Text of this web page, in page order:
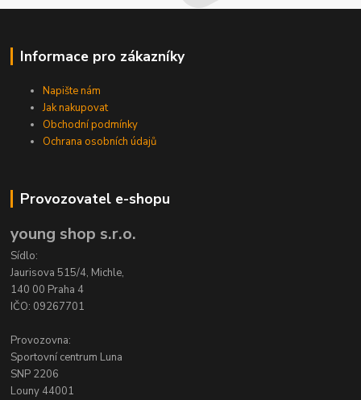
Informace pro zákazníky
Napište nám
Jak nakupovat
Obchodní podmínky
Ochrana osobních údajů
Provozovatel e-shopu
young shop s.r.o.
Sídlo:
Jaurisova 515/4, Michle,
140 00 Praha 4
IČO: 09267701
Provozovna:
Sportovní centrum Luna
SNP 2206
Louny 44001